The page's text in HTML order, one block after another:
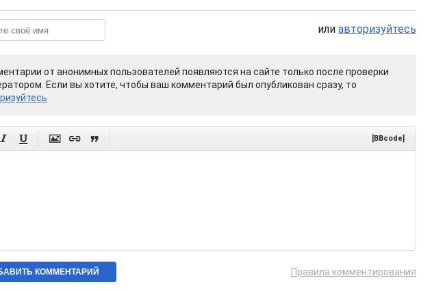
или авторизуйтесь
от анонимных пользователей появляются на сайте только после проверки
Если вы хотите, чтобы ваш комментарий был опубликован сразу, то
     [BBcode]
Правила комментирования